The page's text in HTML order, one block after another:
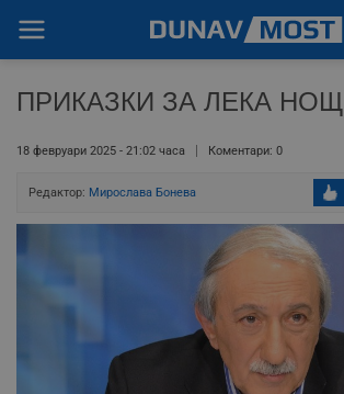
ПРИКАЗКИ ЗА ЛЕКА НОЩ
18 февруари 2025 - 21:02 часа Коментари: 0
Редактор: Мирослава Бонева